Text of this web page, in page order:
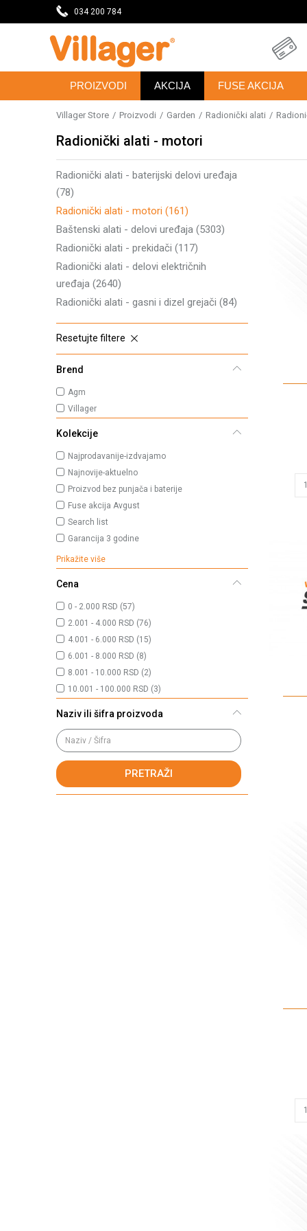
034 200 784DOBRODOŠLI NA VILLAGER ONLINE PRODAVNICU
PROIZVODI AKCIJA FUSE AKCIJA
Villager Store Proizvodi Garden Radionički alati
Radionički alati - motori
Radionički alati - baterijski delovi uređaja
(78)
Radionički alati - motori (161)
Baštenski alati - delovi uređaja (5303)
Radionički alati - prekidači (117)
Radionički alati - delovi električnih
uređaja (2640)
Radionički alati - gasni i dizel grejači (84)
Resetujte filtere
Brend
Agm
Villager
Kolekcije
Najprodavanije-izdvajamo
Najnovije-aktuelno
Proizvod bez punjača i baterije
Fuse akcija Avgust
Search list
Garancija 3 godine
Prikažite više
Cena
0 - 2.000 RSD (57)
2.001 - 4.000 RSD (76)
4.001 - 6.000 RSD (15)
6.001 - 8.000 RSD (8)
8.001 - 10.000 RSD (2)
10.001 - 100.000 RSD (3)
Naziv ili šifra proizvoda
PRETRAŽI